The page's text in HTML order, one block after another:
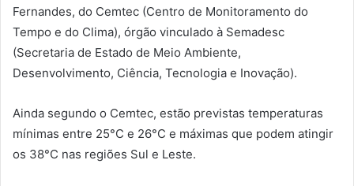
Fernandes, do Cemtec (Centro de Monitoramento do
Tempo e do Clima), órgão vinculado à Semadesc
(Secretaria de Estado de Meio Ambiente,
Desenvolvimento, Ciência, Tecnologia e Inovação).
Ainda segundo o Cemtec, estão previstas temperaturas
mínimas entre 25°C e 26°C e máximas que podem atingir
os 38°C nas regiões Sul e Leste.